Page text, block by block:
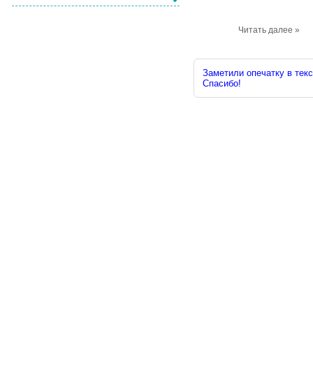
Читать далее »
Заметили опечатку в
Спасибо!